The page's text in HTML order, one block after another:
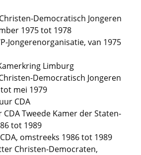
Democratisch Jongeren
1975 tot 1978
Jongerenorganisatie, van 1975
Limburg
Democratisch Jongeren
mei 1979
CDA
Tweede Kamer der Staten-
tot 1989
omstreeks 1986 tot 1989
Christen-Democraten,